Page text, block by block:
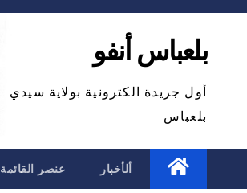
Skip
contentبلعباس أنفو
أول جريدة الكترونية بولاية سيدي
بلعباس
ألأخبار عنصر القائمة